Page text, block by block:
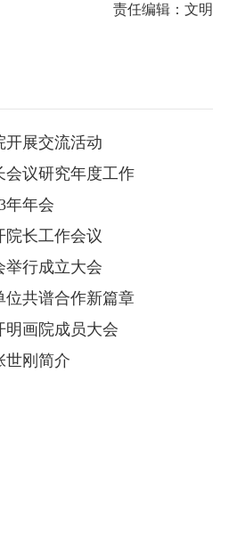
责任编辑：文明
开展交流活动
会议研究年度工作
年年会
院长工作会议
举行成立大会
位共谱合作新篇章
明画院成员大会
世刚简介